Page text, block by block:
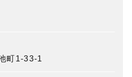
町1-33-1